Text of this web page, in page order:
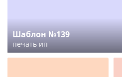
Шаблон №139
печать ип